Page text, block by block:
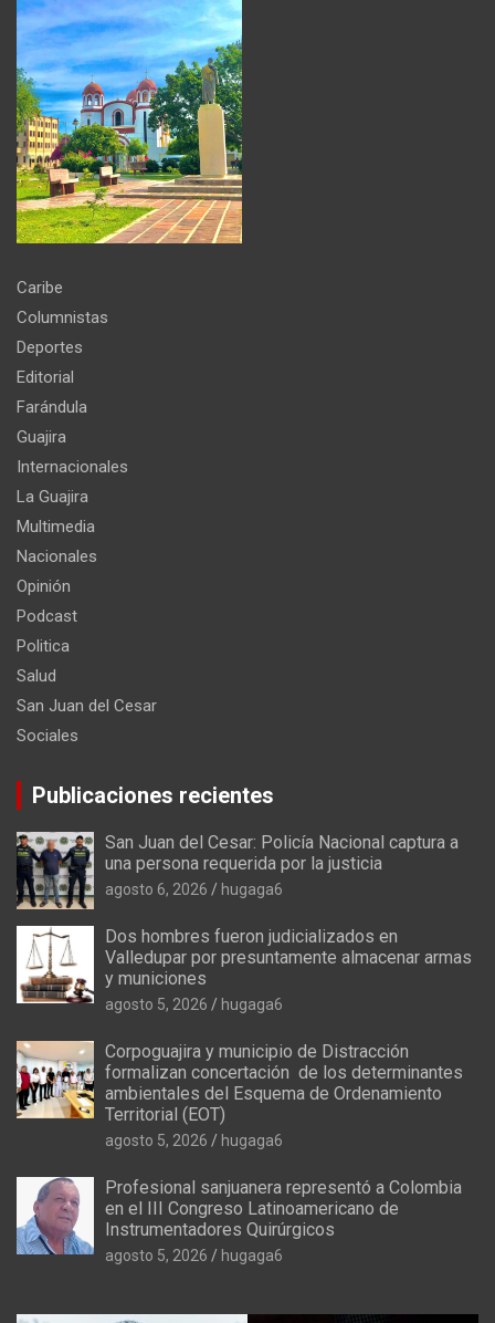
Caribe
Columnistas
Deportes
Editorial
Farándula
Guajira
Internacionales
La Guajira
Multimedia
Nacionales
Opinión
Podcast
Politica
Salud
San Juan del Cesar
Sociales
Publicaciones recientes
San Juan del Cesar: Policía Nacional captura a
una persona requerida por la justicia
agosto 6, 2026 hugaga6
Dos hombres fueron judicializados en
Valledupar por presuntamente almacenar armas
y municiones
agosto 5, 2026 hugaga6
Corpoguajira y municipio de Distracción
formalizan concertación de los determinantes
ambientales del Esquema de Ordenamiento
Territorial (EOT)
agosto 5, 2026 hugaga6
Profesional sanjuanera representó a Colombia
en el III Congreso Latinoamericano de
Instrumentadores Quirúrgicos
agosto 5, 2026 hugaga6